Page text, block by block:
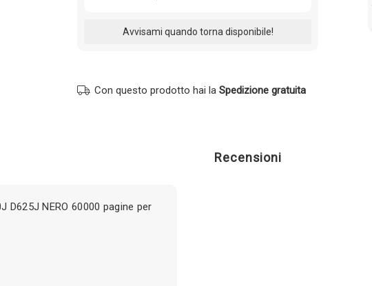
Con questo prodotto hai la Spedizione gratuita
D625J NERO 60000 pagine per
Recensioni